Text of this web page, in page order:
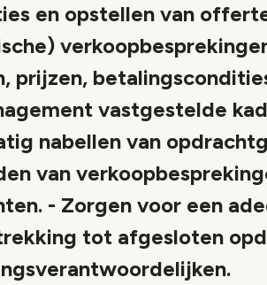
en opstellen van
prijzen,
vastgestelde
nabellen van
van
- Zorgen voor een
tot afgesloten